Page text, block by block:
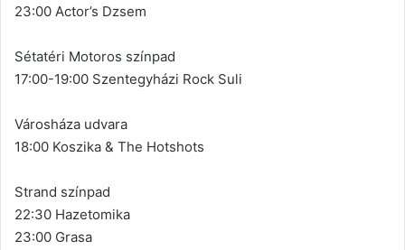
23:00 Actor’s Dzsem
Sétatéri Motoros színpad
17:00-19:00 Szentegyházi Rock Suli
Városháza udvara
18:00 Koszika & The Hotshots
Strand színpad
22:30 Hazetomika
23:00 Grasa